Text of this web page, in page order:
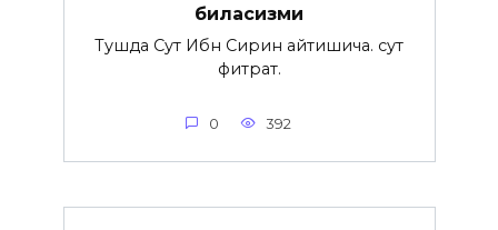
биласизми
Тушда Сут Ибн Сирин айтишича. сут
фитрат.
0 392